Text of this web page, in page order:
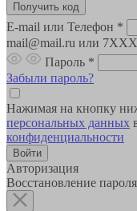
E-mail или Телефон *
mail@mail.ru или
Пароль *
Забыли пароль?
Нажимая на кнопку
персональных данных
конфиденциальности
Авторизация
Восстановление пароля